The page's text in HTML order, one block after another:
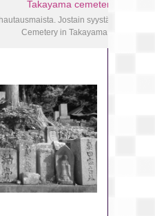
Jostain syystä mä vaan
Cemetery in Takayama.